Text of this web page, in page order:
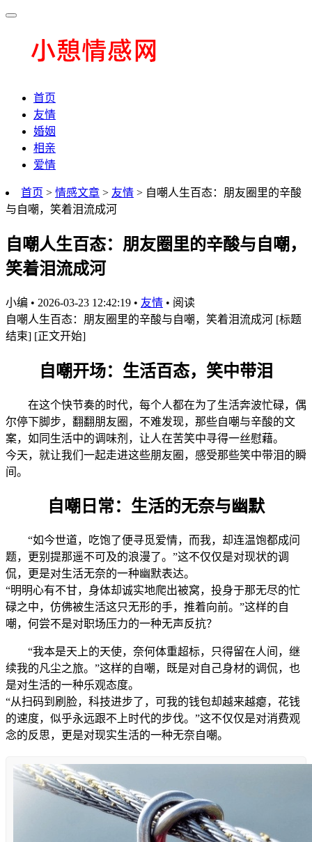
首页
友情
婚姻
相亲
爱情
首页 > 情感文章 > 友情 > 自嘲人生百态：朋友圈里的辛酸
与自嘲，笑着泪流成河
自嘲人生百态：朋友圈里的辛酸与自嘲，
笑着泪流成河
小编 • 2026-03-23 12:42:19 • 友情 • 阅读
自嘲人生百态：朋友圈里的辛酸与自嘲，笑着泪流成河 [标题
结束] [正文开始]
自嘲开场：生活百态，笑中带泪
在这个快节奏的时代，每个人都在为了生活奔波忙碌，偶
尔停下脚步，翻翻朋友圈，不难发现，那些自嘲与辛酸的文
案，如同生活中的调味剂，让人在苦笑中寻得一丝慰藉。
今天，就让我们一起走进这些朋友圈，感受那些笑中带泪的瞬
间。
自嘲日常：生活的无奈与幽默
“如今世道，吃饱了便寻觅爱情，而我，却连温饱都成问
题，更别提那遥不可及的浪漫了。”这不仅仅是对现状的调
侃，更是对生活无奈的一种幽默表达。
“明明心有不甘，身体却诚实地爬出被窝，投身于那无尽的忙
碌之中，仿佛被生活这只无形的手，推着向前。”这样的自
嘲，何尝不是对职场压力的一种无声反抗？
“我本是天上的天使，奈何体重超标，只得留在人间，继
续我的凡尘之旅。”这样的自嘲，既是对自己身材的调侃，也
是对生活的一种乐观态度。
“从扫码到刷脸，科技进步了，可我的钱包却越来越瘪，花钱
的速度，似乎永远跟不上时代的步伐。”这不仅仅是对消费观
念的反思，更是对现实生活的一种无奈自嘲。